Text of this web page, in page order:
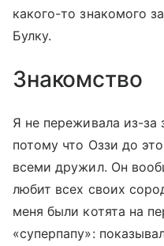
какого-то знакомого
Булку.
Знакомство
Я не переживала из-за
потому что Оззи до
всеми дружил. Он
любит всех своих
меня были котята на
«суперпапу»: